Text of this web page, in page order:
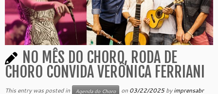
NO MÊS DO CHORO, RODA DE
CHORO CONVIDA VERÔNICA FERRIANI
This entry was posted in Agenda do Choro on 03/22/2025 byimprensabr